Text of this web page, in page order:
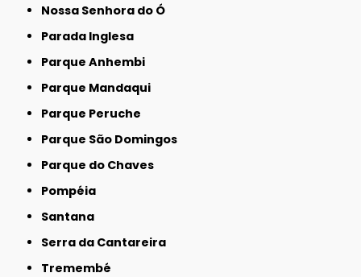
Nossa Senhora do Ó
Parada Inglesa
Parque Anhembi
Parque Mandaqui
Parque Peruche
Parque São Domingos
Parque do Chaves
Pompéia
Santana
Serra da Cantareira
Tremembé